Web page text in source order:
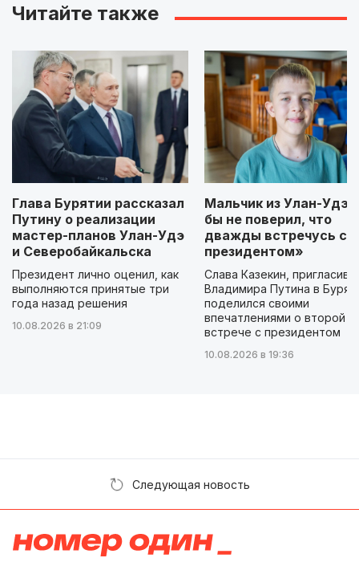
Читайте также
Глава Бурятии рассказал
Путину о реализации
мастер-планов Улан-Удэ
и Северобайкальска
Президент лично оценил, как
выполняются принятые три
года назад решения
10.08.2026 в 21:09
Мальчик из Улан-Удэ:
бы не поверил, что
дважды встречусь с
президентом»
Слава Казекин,
Владимира Путина в
поделился своими
впечатлениями о второй
встрече с президентом
10.08.2026 в 19:36
Следующая новость